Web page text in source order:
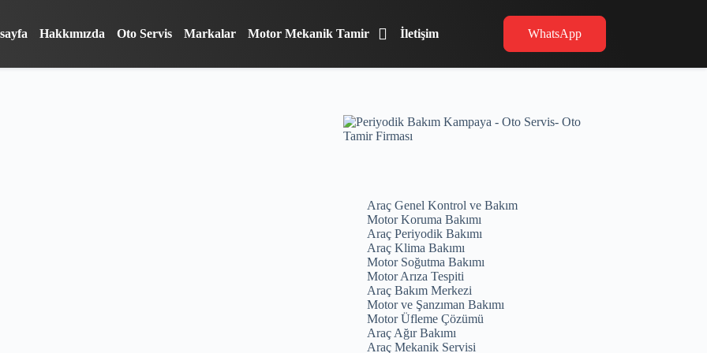
Hakkımızda Oto Servis Markalar Motor Mekanik Tamir İletişim WhatsApp
Araç Genel Kontrol ve Bakım
Motor Koruma Bakımı
Araç Periyodik Bakımı
Araç Klima Bakımı
Motor Soğutma Bakımı
Motor Arıza Tespiti
Araç Bakım Merkezi
Motor ve Şanzıman Bakımı
Motor Üfleme Çözümü
Araç Ağır Bakımı
Araç Mekanik Servisi